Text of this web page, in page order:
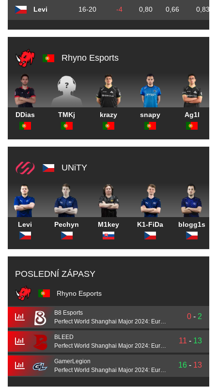
Levi 16-20 -4 0,80 0,66 0,83
Rhyno Esports
DDias TMKj krazy snapy Ag1l
UNiTY
Levi Pechyn M1key K1-FiDa blogg1s
POSLEDNÍ ZÁPASY
Rhyno Esports
B8 Esports
Perfect World Shanghai Major 2024: European Qualifier A
0 - 2
BLEED
Perfect World Shanghai Major 2024: European Qualifier A
11 - 13
GamerLegion
Perfect World Shanghai Major 2024: European Qualifier A
16 - 13